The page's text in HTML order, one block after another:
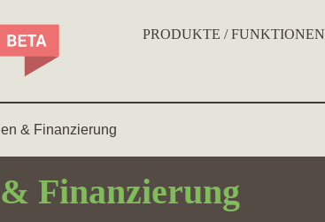
PRODUKTE / FUNKTIONEN
& Finanzierung
Finanzierung